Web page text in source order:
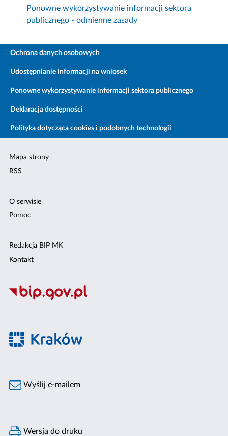
Ponowne wykorzystywanie informacji sektora
publicznego - odmienne zasady
Ochrona danych osobowych
Udostępnianie informacji na wniosek
Ponowne wykorzystywanie informacji sektora publicznego
Deklaracja dostępności
Polityka dotycząca cookies i podobnych technologii
Mapa strony
RSS
O serwisie
Pomoc
Redakcja BIP MK
Kontakt
Wyślij e-mailem
Wersja do druku